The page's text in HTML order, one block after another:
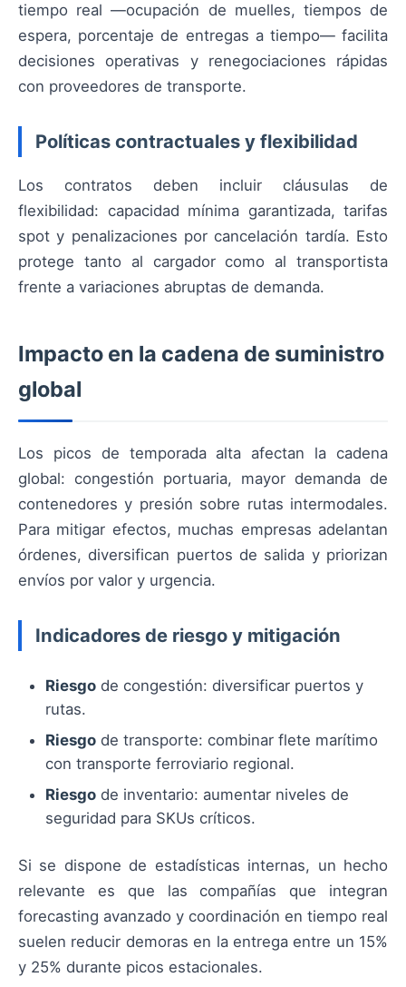
tiempo real —ocupación de muelles, tiempos de
espera, porcentaje de entregas a tiempo— facilita
decisiones operativas y renegociaciones rápidas
con proveedores de transporte.
Políticas contractuales y flexibilidad
Los contratos deben incluir cláusulas de
flexibilidad: capacidad mínima garantizada, tarifas
spot y penalizaciones por cancelación tardía. Esto
protege tanto al cargador como al transportista
frente a variaciones abruptas de demanda.
Impacto en la cadena de suministro
global
Los picos de temporada alta afectan la cadena
global: congestión portuaria, mayor demanda de
contenedores y presión sobre rutas intermodales.
Para mitigar efectos, muchas empresas adelantan
órdenes, diversifican puertos de salida y priorizan
envíos por valor y urgencia.
Indicadores de riesgo y mitigación
Riesgo de congestión: diversificar puertos y
rutas.
Riesgo de transporte: combinar flete marítimo
con transporte ferroviario regional.
Riesgo de inventario: aumentar niveles de
seguridad para SKUs críticos.
Si se dispone de estadísticas internas, un hecho
relevante es que las compañías que integran
forecasting avanzado y coordinación en tiempo real
suelen reducir demoras en la entrega entre un 15%
y 25% durante picos estacionales.